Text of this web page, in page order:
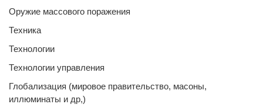
Оружие массового поражения
Техника
Технологии
Технологии управления
Глобализация (мировое правительство, масоны,
иллюминаты и др,)